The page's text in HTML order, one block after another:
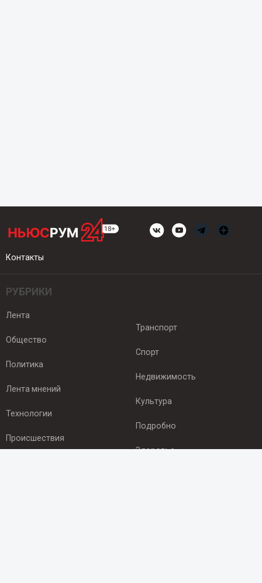
Контакты
РУБРИКИ
Лента
Общество
Политика
Лента мнений
Технологии
Происшествия
Транспорт
Спорт
Недвижимость
Культура
Подробно
Здоровье